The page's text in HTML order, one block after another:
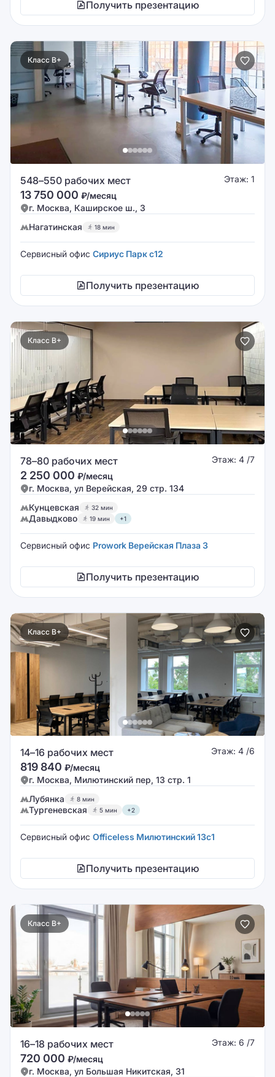
Получить презентацию
Класс B+
548–550 рабочих мест Этаж: 1
13 750 000 ₽/месяц
г. Москва, Каширское ш., 3
Нагатинская
18 мин
Сервисный офис Сириус Парк с12
Получить презентацию
Класс B+
78–80 рабочих мест Этаж: 4 /7
2 250 000 ₽/месяц
г. Москва, ул Верейская, 29 стр. 134
Кунцевская
32 мин
Давыдково 19 мин +1
Сервисный офис Prowork Верейская Плаза 3
Получить презентацию
Класс B+
14–16 рабочих мест Этаж: 4 /6
819 840 ₽/месяц
г. Москва, Милютинский пер, 13 стр. 1
Лубянка
8 мин
Тургеневская 5 мин +2
Сервисный офис Officeless Милютинский 13с1
Получить презентацию
Класс B+
16–18 рабочих мест Этаж: 6 /7
720 000 ₽/месяц
г. Москва, ул Большая Никитская, 31